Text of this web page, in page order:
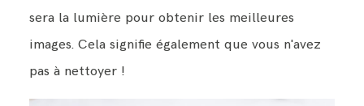
sera la lumière pour obtenir les meilleures
images. Cela signifie également que vous n'avez
pas à nettoyer !